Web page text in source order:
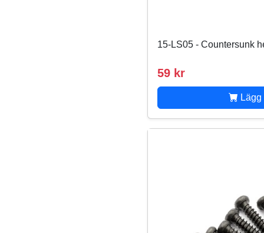
15-LS05 - Countersunk
59 kr